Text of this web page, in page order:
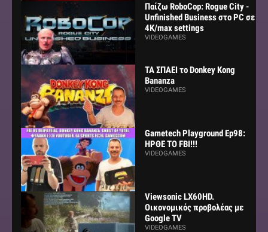
Παίζω RoboCop: Rogue City -
Unfinished Business στο PC σε
4K/max settings
VIDEOGAMES
ΤΑ ΣΠΑΕΙ το Donkey Kong
Bananza
VIDEOGAMES
Gametech Playground Ep98:
ΗΡΘΕ ΤΟ FBI!!!
VIDEOGAMES
Viewsonic LX60HD.
Οικονομικός προβολέας με
Google TV
VIDEOGAMES